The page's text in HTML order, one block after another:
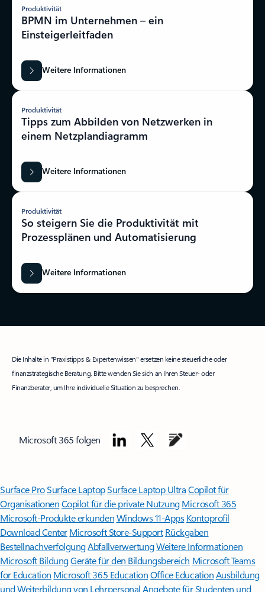
Produktivität
BPMN im Unternehmen – ein
Einsteigerleitfaden
Weitere Informationen
Produktivität
Tipps zum Abbilden von Netzwerken in
einem Netzplandiagramm
Weitere Informationen
Produktivität
So steigern Sie die Produktivität mit
Prozessplänen und Automatisierung
Weitere Informationen
Die Inhalte in "Praxistipps & Expertenwissen" ersetzen keine steuerliche oder
finanzstrategische Beratung. Bitte wenden Sie sich an Ihren Steuer- oder
Finanzberater, um Ihre individuelle Situation zu besprechen.
Microsoft 365 folgen
Surface ProSurface LaptopSurface Laptop UltraCopilot für
OrganisationenCopilot für die private NutzungMicrosoft 365
Microsoft-Produkte erkundenWindows 11-Apps Kontoprofil
Download CenterMicrosoft Store-Support Rückgaben
BestellnachverfolgungAbfallverwertungWeitere Informationen
Microsoft BildungGeräte für den Bildungsbereich Microsoft Teams
for Education Microsoft 365 EducationOffice EducationAusbildung
und Weiterbildung von Lehrpersonal Angebote für Studenten und